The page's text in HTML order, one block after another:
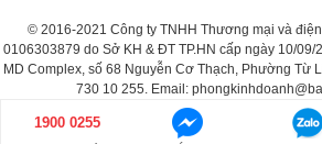
© 2016-2021 Công ty TNHH Thương mại và
0106303879 do Sở KH & ĐT TP.HN cấp ngày 10/
MD Complex, số 68 Nguyễn Cơ Thạch, Phường Từ
730 10 255. Email:
1900 0255